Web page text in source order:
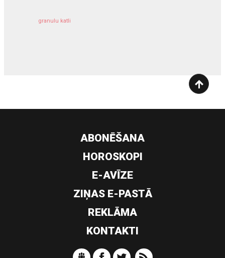
granulu katli
ABONĒŠANA
HOROSKOPI
E-AVĪZE
ZIŅAS E-PASTĀ
REKLĀMA
KONTAKTI